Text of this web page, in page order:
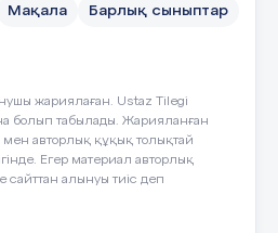
еш жамандығы жоқ.
халықтың болашағы
жастар iPhone қолдана
үнін сағына алса, ағылшын
нағыз жетістік осы
жаһандық көшке ілесеміз
Мақала Барлық сыныптар
жариялаған. Ustaz Tilegi
болып табылады. Жарияланған
авторлық құқық толықтай
Егер материал авторлық
сайттан алынуы тиіс деп